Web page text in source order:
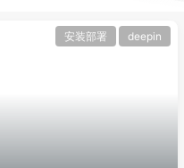
安装部署 deepin